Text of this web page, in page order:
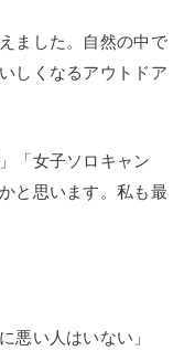
ました。自然の中で
しくなるアウトドア
「女子ソロキャン
と思います。私も最
悪い人はいない」